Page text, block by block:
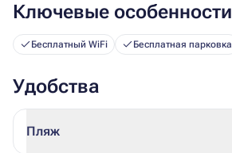
Ключевые особенности
Бесплатный WiFi Бесплатная парковка
Удобства
Пляж